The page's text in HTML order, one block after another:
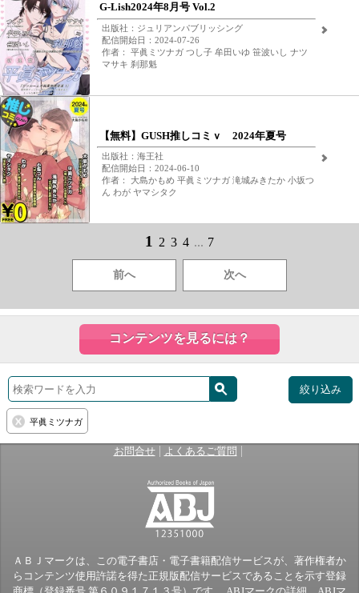
G-Lish2024年8月号 Vol.2
出版社：ジュリアンパブリッシング
配信開始日：2024-07-26
作者： 平眞ミツナガ つし子 牟田いゆ 笹波いし ナツ
マサキ 刹那魁
【無料】GUSH推しコミｖ 2024年夏号
出版社：海王社
配信開始日：2024-06-10
作者： 大島かもめ 平眞ミツナガ 滝城みきたか 小坂つ
ん わが ヤマシタク
1 2 3 4 ... 7
前へ 次へ
コンテンツを見るには？
絞り込み
平眞ミツナガ
お問合せ| よくあるご質問 |
ＡＢＪマークは、この電子書店・電子書籍配信サービスが、著作権者か
らコンテンツ使用許諾を得た正規版配信サービスであることを示す登録